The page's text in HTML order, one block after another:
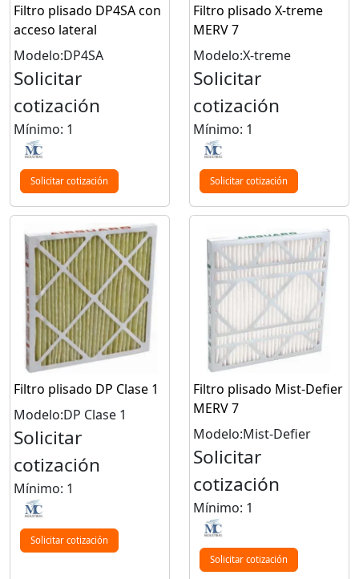
Filtro plisado DP4SA con
acceso lateral
Modelo:DP4SA
Solicitar
cotización
Mínimo: 1
Solicitar cotización
Filtro plisado X-treme
MERV 7
Modelo:X-treme
Solicitar
cotización
Mínimo: 1
Solicitar cotización
Filtro plisado DP Clase 1
Modelo:DP Clase 1
Solicitar
cotización
Mínimo: 1
Solicitar cotización
Filtro plisado Mist-Defier
MERV 7
Modelo:Mist-Defier
Solicitar
cotización
Mínimo: 1
Solicitar cotización